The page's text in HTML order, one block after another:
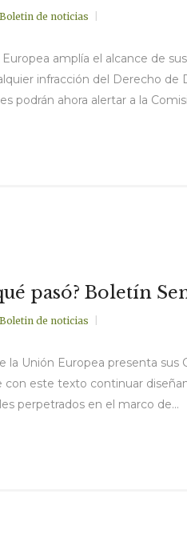
Boletin de noticias
amplía el alcance de
infracción del Derecho de
podrán ahora alertar a la
pasó? Boletín
Boletin de noticias
la Unión Europea presenta
con este texto continuar
perpetrados en el marco de...